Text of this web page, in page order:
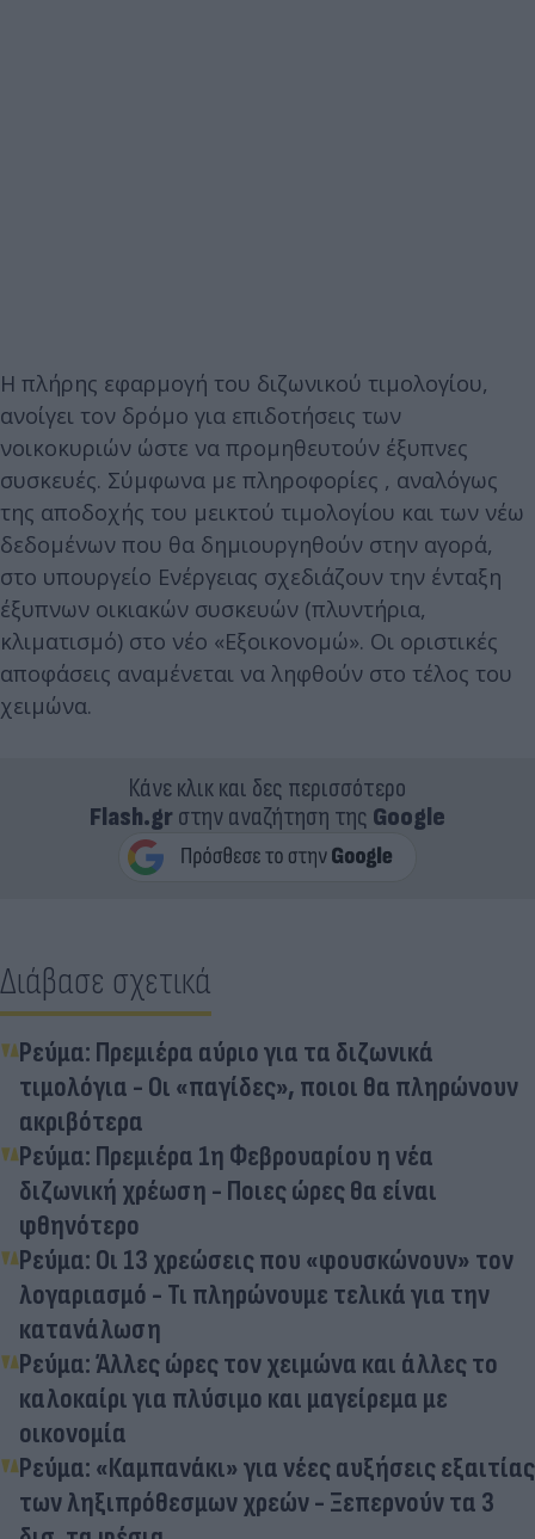
Η πλήρης εφαρμογή του διζωνικού τιμολογίου,
ανοίγει τον δρόμο για επιδοτήσεις των
νοικοκυριών ώστε να προμηθευτούν έξυπνες
συσκευές. Σύμφωνα με πληροφορίες , αναλόγως
της αποδοχής του μεικτού τιμολογίου και των νέω
δεδομένων που θα δημιουργηθούν στην αγορά,
στο υπουργείο Ενέργειας σχεδιάζουν την ένταξη
έξυπνων οικιακών συσκευών (πλυντήρια,
κλιματισμό) στο νέο «Εξοικονομώ». Οι οριστικές
αποφάσεις αναμένεται να ληφθούν στο τέλος του
χειμώνα.
Κάνε κλικ και δες περισσότερο
Flash.grστην αναζήτηση της Google
Διάβασε σχετικά
Ρεύμα: Πρεμιέρα αύριο για τα διζωνικά
τιμολόγια - Οι «παγίδες», ποιοι θα πληρώνουν
ακριβότερα
Ρεύμα: Πρεμιέρα 1η Φεβρουαρίου η νέα
διζωνική χρέωση - Ποιες ώρες θα είναι
φθηνότερο
Ρεύμα: Οι 13 χρεώσεις που «φουσκώνουν» τον
λογαριασμό - Τι πληρώνουμε τελικά για την
κατανάλωση
Ρεύμα: Άλλες ώρες τον χειμώνα και άλλες το
καλοκαίρι για πλύσιμο και μαγείρεμα με
οικονομία
Ρεύμα: «Καμπανάκι» για νέες αυξήσεις εξαιτίας
των ληξιπρόθεσμων χρεών - Ξεπερνούν τα 3